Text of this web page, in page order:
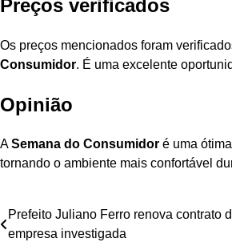
Preços verificados
Os preços mencionados foram
Consumidor. É uma excelente
Opinião
ASemana do Consumidor é uma
tornando o ambiente mais confortável
Navegação
Prefeito Juliano Ferro renova contrato
empresa investigada